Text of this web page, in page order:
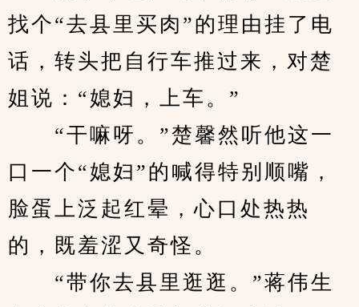
找个“去县里买肉”的理由挂了电
话，转头把自行车推过来，对楚
姐说：“媳妇，上车。”
“干嘛呀。”楚馨然听他这一
口一个“媳妇”的喊得特别顺嘴，
脸蛋上泛起红晕，心口处热热
的，既羞涩又奇怪。
“带你去县里逛逛。”蒋伟生